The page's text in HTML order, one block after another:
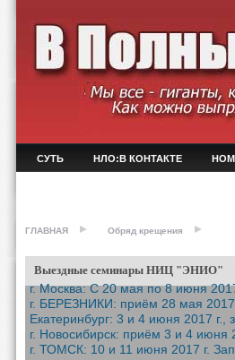
СУТЬ НЛО:В КОНТАКТЕ
ГЛАВНАЯ Обряд крещения
Выездные семинары НИЦ "ЭНИО"
г. Москва: С 20 мая по 8 июня
г. БЕРЕЗНИКИ: приём 28 мая
Екатеринбург: 3 и 4 июня 2017
г. Новосибирск: приём 3 и 4
г. ТОМСК: 10 и 11 июня 2017 г.